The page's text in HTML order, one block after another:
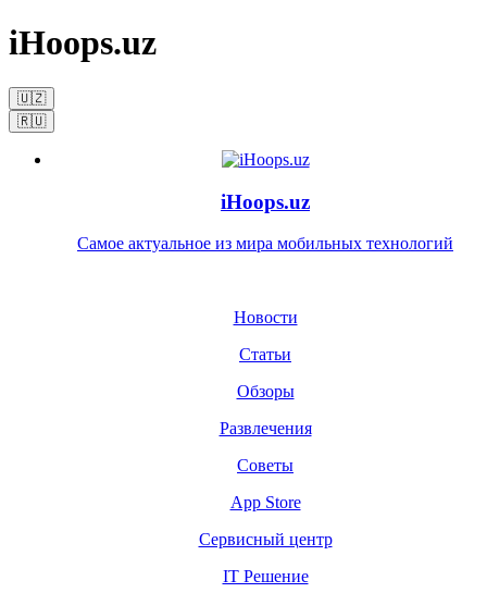
iHoops.uz
🇺🇿
🇷🇺
iHoops.uz
Самое актуальное из мира мобильных технологий
Новости
Статьи
Обзоры
Развлечения
Советы
App Store
Сервисный центр
IT Решение